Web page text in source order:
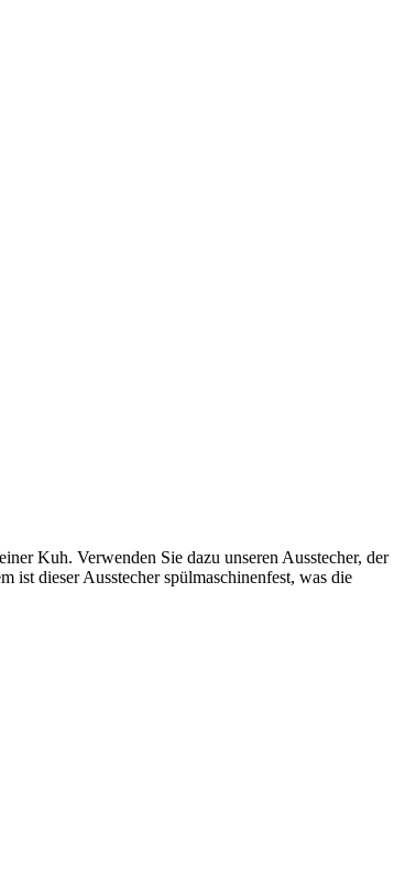
Kuh. Verwenden Sie dazu unseren Ausstecher, der
ist dieser Ausstecher spülmaschinenfest, was die